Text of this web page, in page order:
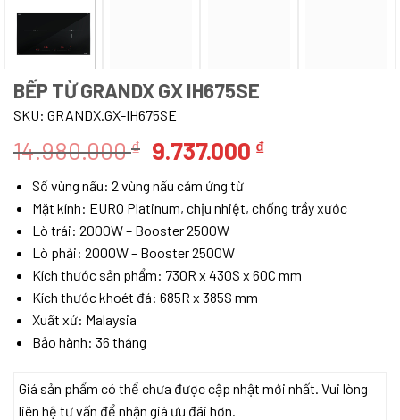
BẾP TỪ GRANDX GX IH675SE
SKU: GRANDX.GX-IH675SE
14.980.000₫ Giá
gốc
là:
14.980.000 ₫.
9.737.000 ₫Giá
tại
là:
Số vùng nấu: 2 vùng nấu cảm ứng từ
Mặt kính: EURO Platinum, chịu nhiệt, chống trầy xước
Lò trái: 2000W – Booster 2500W
Lò phải: 2000W – Booster 2500W
Kích thước sản phẩm: 730R x 430S x 60C mm
Kích thước khoét đá: 685R x 385S mm
Xuất xứ: Malaysia
Bảo hành: 36 tháng
Giá sản phẩm có thể chưa được cập nhật mới nhất. Vui lòng
liên hệ tư vấn để nhận giá ưu đãi hơn.